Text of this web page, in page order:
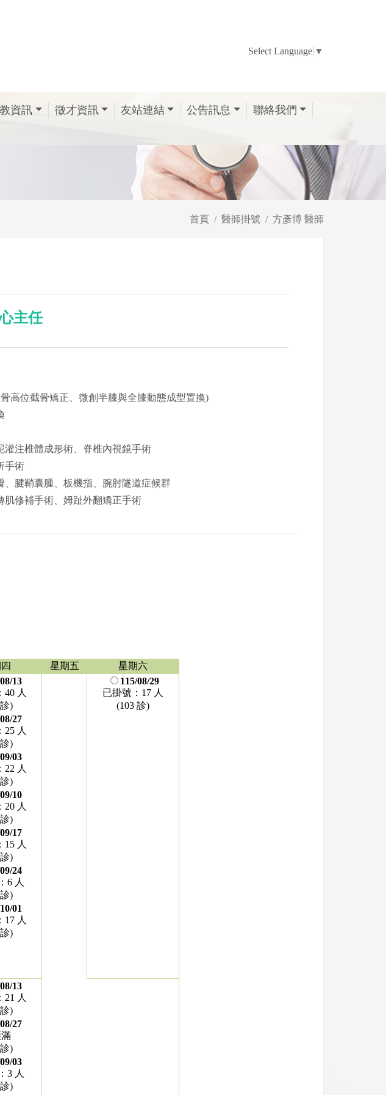
Select Language ▼
資訊 徵才資訊 友站連結 公告訊息
聯絡我們
首頁 醫師掛號 方彥博 醫師
主任
高位截骨矯正、微創半膝與全膝動態成型置換)
灌注椎體成形術、脊椎內視鏡手術
手術
、腱鞘囊腫、板機指、腕肘隧道症候群
肌修補手術、姆趾外翻矯正手術